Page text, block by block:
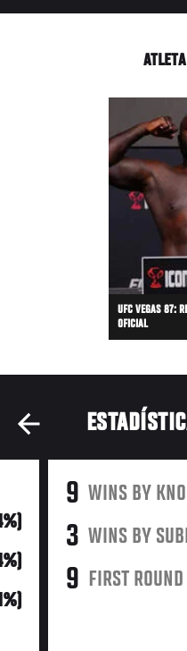
UFC VEGAS 87:
OFICIAL
9 WINS BY
3 WINS BY
9 FIRST